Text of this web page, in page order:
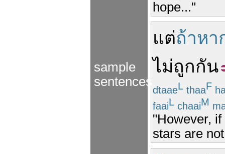
sample
sentences
hope..."
แต่ถ้าหา
ไม่ถูกกัน
dtaaeL thaaF
faaiL chaaiM
"However, if
stars are